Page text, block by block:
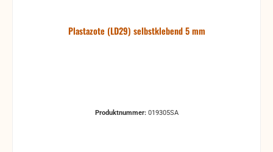
Plastazote (LD29) selbstklebend 5 mm
Produktnummer: 019305SA